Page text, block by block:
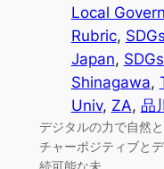
Local
Rubric, SDGs
Japan,
Shinagawa,
Univ, ZA, 品川
デジタルの力で自然
チャーポジティブと